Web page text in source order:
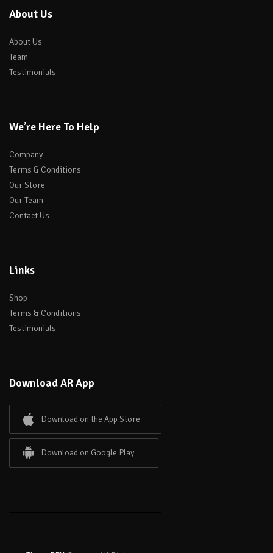
About Us
About Us
Team
Testimonials
We’re Here To Help
Company
Terms & Conditions
Our Store
Our Team
Contact Us
Links
Shop
Terms & Conditions
Testimonials
Download AR App
Download on the App Store
Download on Google Play